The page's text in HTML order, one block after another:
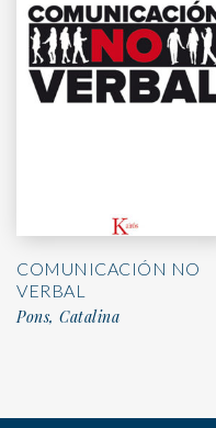
COMUNICACIÓN NO
VERBAL
Pons, Catalina